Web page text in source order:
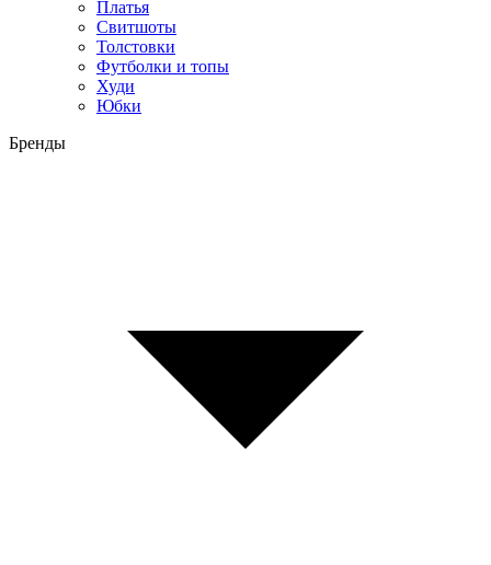
Платья
Свитшоты
Толстовки
Футболки и топы
Худи
Юбки
Бренды